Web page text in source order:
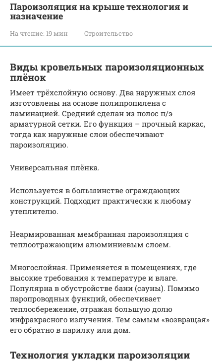
Пароизоляция на крыше технология и
назначение
На чтение: 19 мин Строительство
Виды кровельных пароизоляционных
плёнок
Имеет трёхслойную основу. Два наружных слоя
изготовлены на основе полипропилена с
ламинацией. Средний сделан из полос п/э
арматурной сетки. Его функция – прочный каркас,
тогда как наружные слои обеспечивают
пароизоляцию.
Универсальная плёнка.
Используется в большинстве ограждающих
конструкций. Подходит практически к любому
утеплителю.
Неармированная мембранная пароизоляция с
теплоотражающим алюминиевым слоем.
Многослойная. Применяется в помещениях, где
высокие требования к температуре и влаге.
Популярна в обустройстве бани (сауны). Помимо
паропроводных функций, обеспечивает
теплосбережение, отражая большую долю
инфракрасного излучения. Тем самым «возвращая»
его обратно в парилку или дом.
Технология укладки пароизоляции